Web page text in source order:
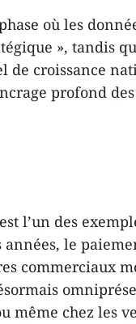
où les
», tandis
de croissance
profond
l’un des
le
commerciaux
même chez les